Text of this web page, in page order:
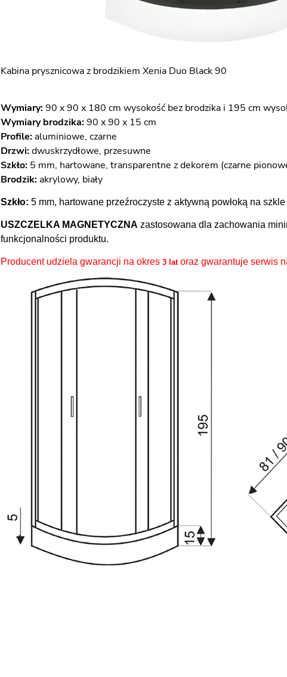
Kabina prysznicowa z brodzikiem Xenia Duo Black 90
Wymiary:90 x 90 x 180 cm wysokość bez brodzika i 195 cm
Wymiary brodzika:90 x 90 x 15 cm
Profile:aluminiowe, czarne
Drzwi:dwuskrzydłowe, przesuwne
Szkło: 5 mm, hartowane, transparentne z dekorem (czarne
Brodzik:akrylowy, biały
Szkło: 5 mm, hartowane przeźroczyste z aktywną powłoką na
USZCZELKA MAGNETYCZNA zastosowana dla zachowania
funkcjonalności produktu.
Producent udziela gwarancji na okres 3 latoraz gwarantuje serwis